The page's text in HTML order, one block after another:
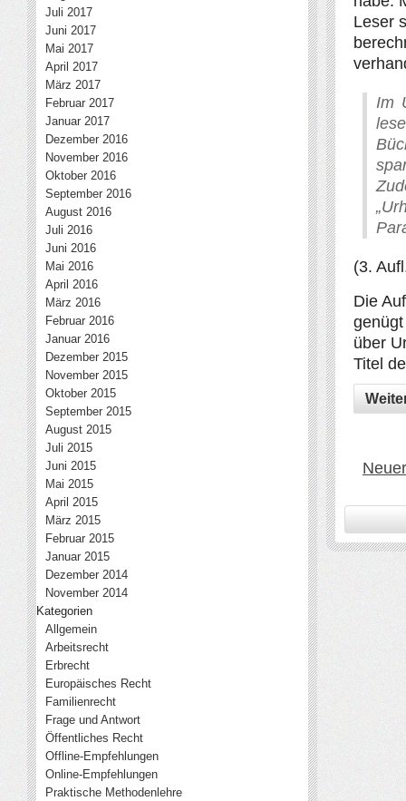
Leser
Im
(3.
Die
über
Titel
Juli 2017
Juni 2017
Mai 2017
April 2017
März 2017
Februar 2017
Januar 2017
Dezember 2016
November 2016
Oktober 2016
September 2016
August 2016
Juli 2016
Juni 2016
Mai 2016
April 2016
März 2016
Februar 2016
Januar 2016
Dezember 2015
November 2015
Oktober 2015
September 2015
August 2015
Juli 2015
Juni 2015
Mai 2015
April 2015
März 2015
Februar 2015
Januar 2015
Dezember 2014
November 2014
Kategorien
Allgemein
Arbeitsrecht
Erbrecht
Europäisches Recht
Familienrecht
Frage und Antwort
Öffentliches Recht
Offline-Empfehlungen
Online-Empfehlungen
Praktische Methodenlehre